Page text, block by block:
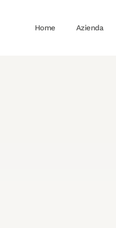
Home Azienda